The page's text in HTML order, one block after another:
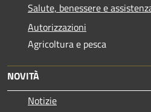
Salute, benessere e
Autorizzazioni
Agricoltura e pesca
NOVITÀ
Notizie